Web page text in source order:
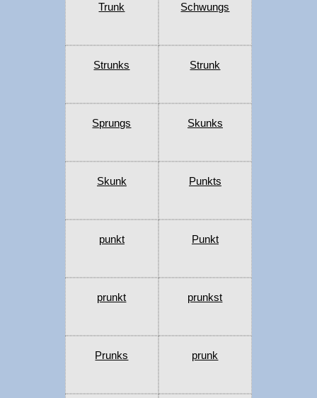
Trunk Schwungs
Strunks Strunk
Sprungs Skunks
Skunk Punkts
punkt Punkt
prunkt prunkst
Prunks prunk